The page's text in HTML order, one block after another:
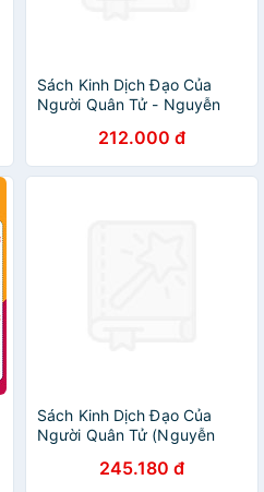
Sách Kinh Dịch Đạo Của
Người Quân Tử - Nguyễn
212.000 đ
Sách Kinh Dịch Đạo Của
Người Quân Tử (Nguyễn
245.180 đ